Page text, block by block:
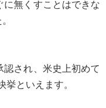
に無くすことはできな
され、米史上初めて
といえます。